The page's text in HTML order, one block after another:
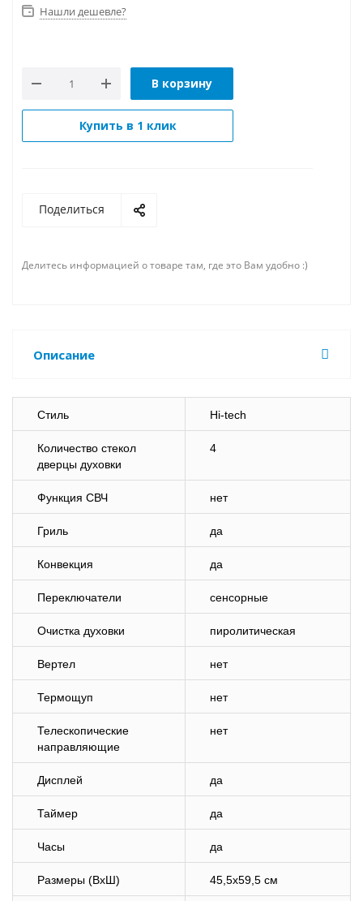
Нашли дешевле?
В корзину
Купить в 1 клик
Поделиться
Делитесь информацией о товаре там, где это Вам удобно :)
Описание
Стиль Hi-tech
Количество стекол
дверцы духовки
4
Функция СВЧ нет
Гриль да
Конвекция да
Переключатели сенсорные
Очистка духовки пиролитическая
Вертел нет
Термощуп нет
Телескопические
направляющие
нет
Дисплей да
Таймер да
Часы да
Размеры (ВхШ) 45,5х59,5 см